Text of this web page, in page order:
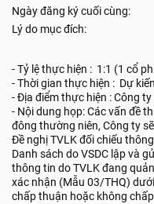
Ngày đăng ký cuối cùng:
Lý do mục đích:
- Tỷ lệ thực hiện : 1:1 (1 cổ
- Thời gian thực hiện : Dự
- Địa điểm thực hiện : Công
- Nội dung họp: Các vấn đề
đông thường niên, Công ty
Đề nghị TVLK đối chiếu
Danh sách do VSDC lập và
thông tin do TVLK đang
xác nhận (Mẫu 03/THQ)
chấp thuận hoặc không